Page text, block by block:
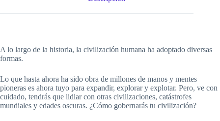
A lo largo de la historia, la civilización humana ha adoptado diversas
formas.
Lo que hasta ahora ha sido obra de millones de manos y mentes
pioneras es ahora tuyo para expandir, explorar y explotar. Pero, ve con
cuidado, tendrás que lidiar con otras civilizaciones, catástrofes
mundiales y edades oscuras. ¿Cómo gobernarás tu civilización?